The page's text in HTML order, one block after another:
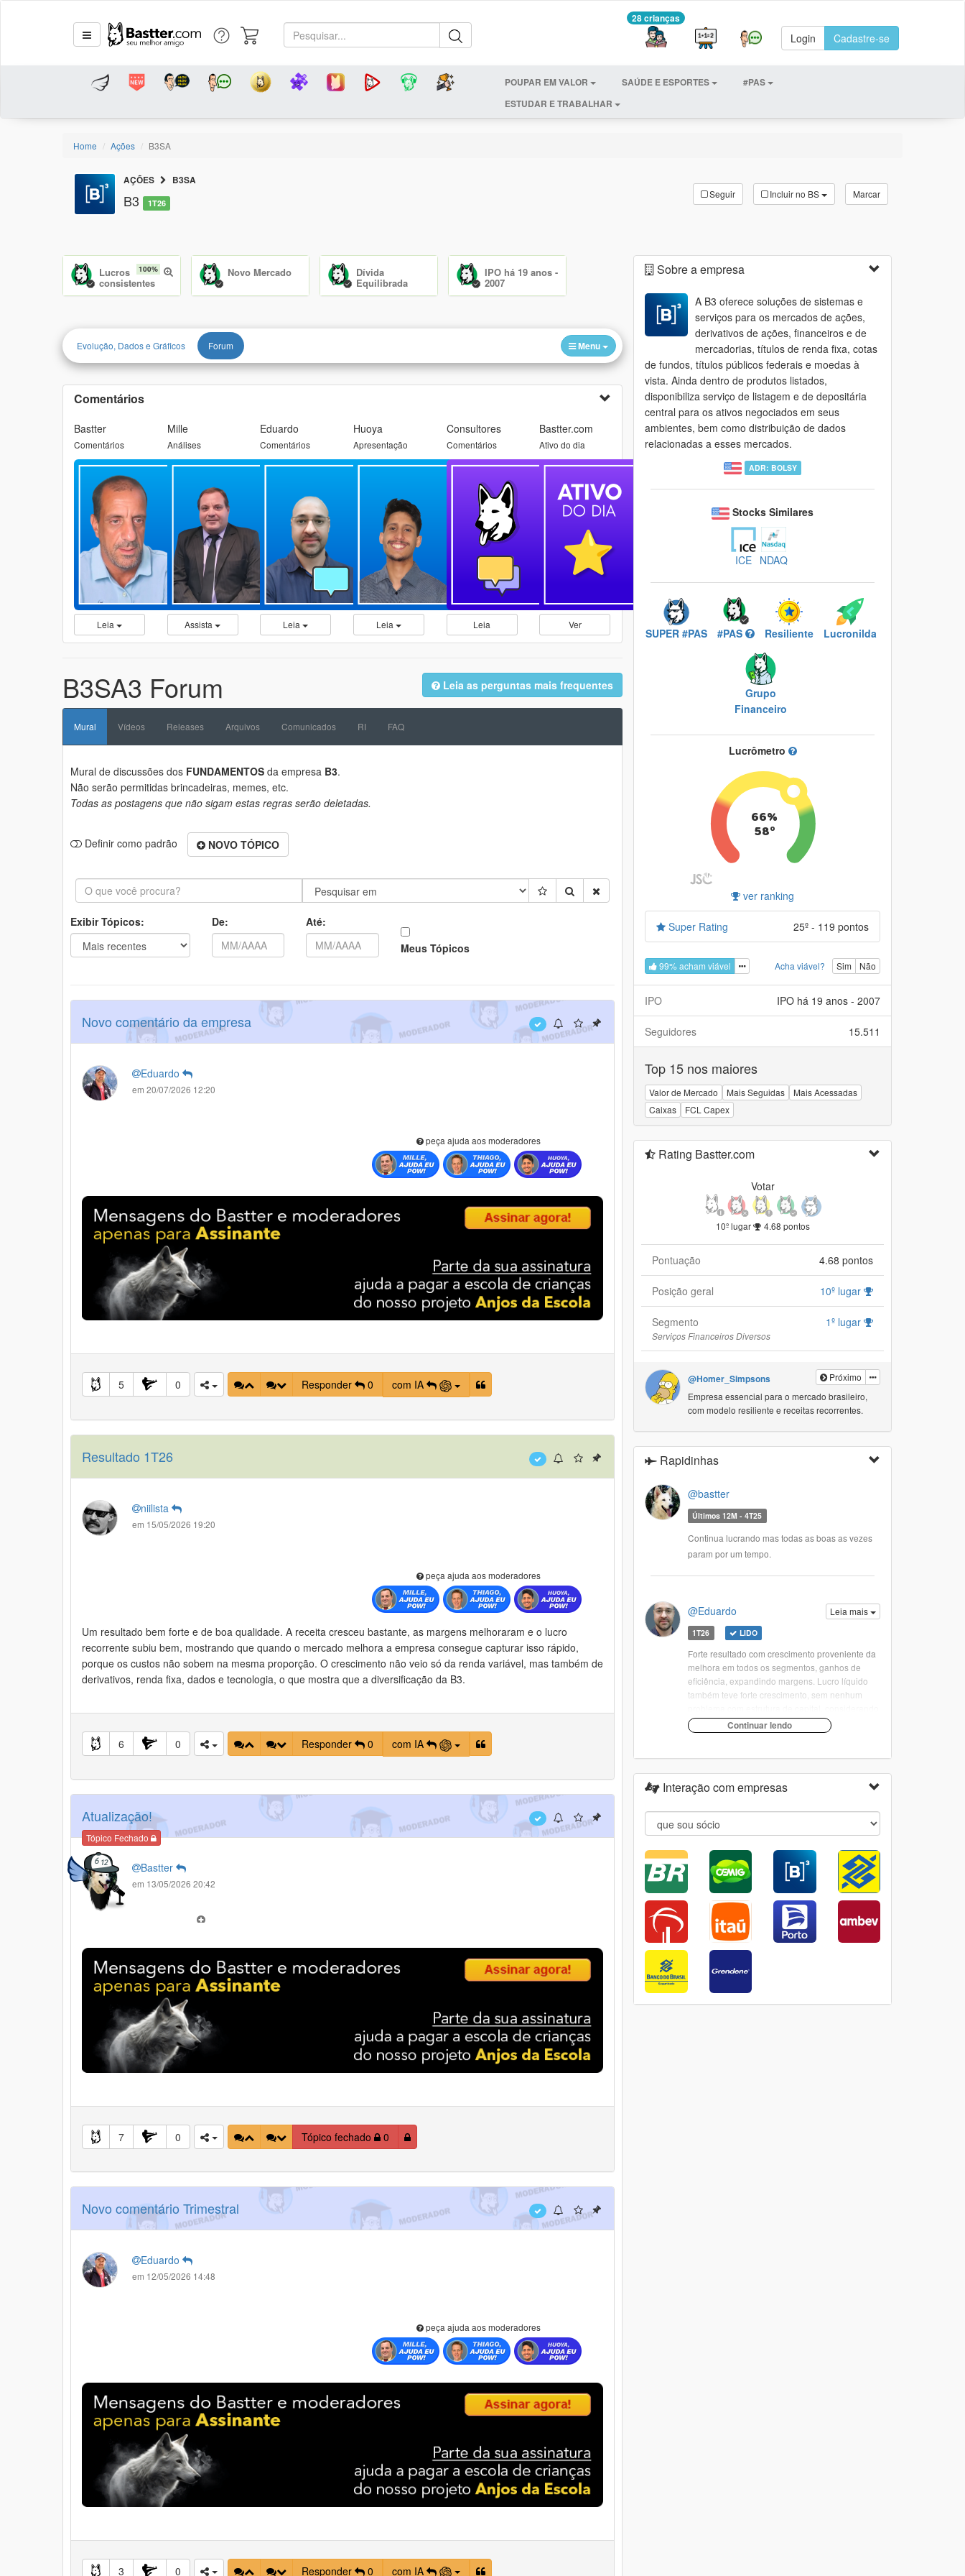
28 crianças
Login Cadastre-se
POUPAR EM VALOR SAÚDE E ESPORTES
#PAS
ESTUDAR E TRABALHAR
Home Ações B3SA
AÇÕES B3SA
B3 1T26
Seguir Incluir no BS Marcar
100%
Lucros
consistentes
Novo Mercado Dívida
Equilibrada
IPO há 19 anos -
2007
Evolução, Dados e Gráficos Forum Menu
Comentários
Bastter
Comentários
Leia
Mille
Análises
Assista
Eduardo
Comentários
Leia
Huoya
Apresentação
Leia
Consultores
Comentários
Leia
Bastter.com
Ativo do dia
Ver
B3SA3 Forum Leia as perguntas mais frequentes
Mural Vídeos Releases Arquivos Comunicados RI FAQ
Mural de discussões dos FUNDAMENTOS da empresa B3.
Não serão permitidas brincadeiras, memes, etc.
Todas as postagens que não sigam estas regras serão deletadas.
Definir como padrão NOVO TÓPICO
Exibir Tópicos: De:
Até:
Meus Tópicos
Novo comentário da empresa
Eduardo
em 20/07/2026 12:20
peça ajuda aos moderadores
5 0 Responder 0 com IA
Resultado 1T26
niilista
em 15/05/2026 19:20
peça ajuda aos moderadores
Um resultado bem forte e de boa qualidade. A receita cresceu bastante, as margens melhoraram e o lucro
recorrente subiu bem, mostrando que quando o mercado melhora a empresa consegue capturar isso rápido,
porque os custos não sobem na mesma proporção. O crescimento não veio só da renda variável, mas também de
derivativos, renda fixa, dados e tecnologia, o que mostra que a diversificação da B3.
6 0 Responder 0 com IA
Atualização!
Tópico Fechado
Bastter
em 13/05/2026 20:42
7 0 Tópico fechado 0
Novo comentário Trimestral
Eduardo
em 12/05/2026 14:48
peça ajuda aos moderadores
3 0 Responder 0 com IA
Sobre a empresa
A B3 oferece soluções de sistemas e
serviços para os mercados de ações,
derivativos de ações, financeiros e de
mercadorias, títulos de renda fixa, cotas
de fundos, títulos públicos federais e moedas à
vista. Ainda dentro de produtos listados,
disponibiliza serviço de listagem e de depositária
central para os ativos negociados em seus
ambientes, bem como distribuição de dados
relacionadas a esses mercados.
ADR: BOLSY
Stocks Similares
ICE NDAQ
SUPER #PAS #PAS Resiliente Lucronilda
Grupo
Financeiro
Lucrômetro
66%
58º
ver ranking
Super Rating 25º - 119 pontos
99% acham viável Acha viável? Sim Não
IPO IPO há 19 anos - 2007
Seguidores 15.511
Top 15 nos maiores
Valor de Mercado Mais Seguidas
Mais Acessadas
Caixas
FCL Capex
Rating Bastter.com
Votar
10º lugar 4.68 pontos
Pontuação 4.68 pontos
Posição geral 10º lugar
Segmento 1º lugar
Serviços Financeiros Diversos
Próximo
@Homer_Simpsons
Empresa essencial para o mercado brasileiro,
com modelo resiliente e receitas recorrentes.
Rapidinhas
@bastter
Últimos 12M - 4T25
Continua lucrando mas todas as boas as vezes
param por um tempo.
Leia mais
@Eduardo
1T26 LIDO
Forte resultado com crescimento proveniente da
melhora em todos os segmentos, ganhos de
eficiência, expandindo margens. Lucro líquido
também teve forte crescimento, sem nenhum
todo o caixa líquido. comentário completo...
Interação com empresas